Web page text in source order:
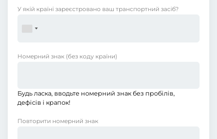
У якій країні зареєстровано ваш транспортний засіб?
Номерний знак (без коду країни)
Будь ласка, вводьте номерний знак без пробілів,
дефісів і крапок!
Повторити номерний знак